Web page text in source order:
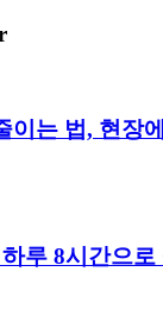
는 법, 현장
루 8시간으